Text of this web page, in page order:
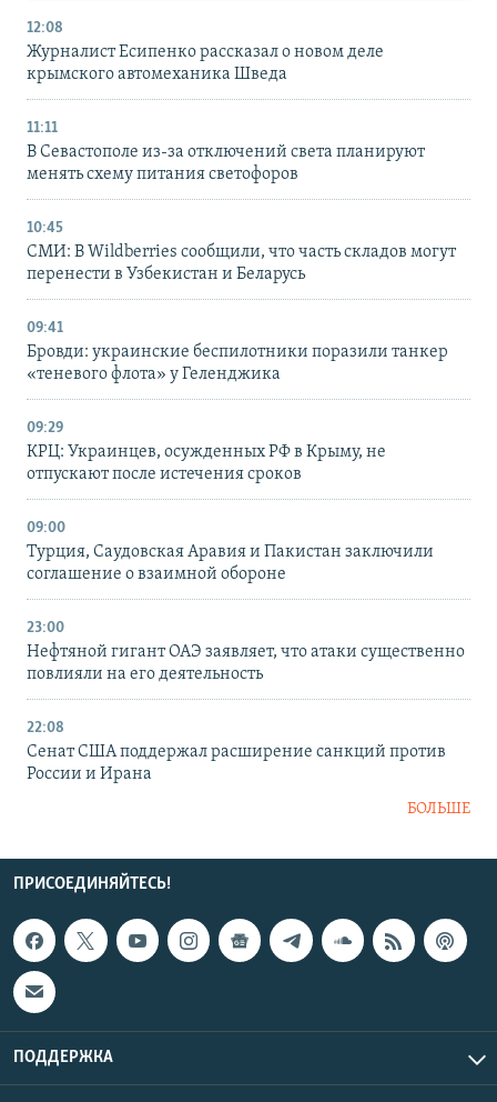
12:08
Журналист Есипенко рассказал о новом деле
крымского автомеханика Шведа
11:11
В Севастополе из-за отключений света планируют
менять схему питания светофоров
10:45
СМИ: В Wildberries сообщили, что часть складов могут
перенести в Узбекистан и Беларусь
09:41
Бровди: украинские беспилотники поразили танкер
«теневого флота» у Геленджика
09:29
КРЦ: Украинцев, осужденных РФ в Крыму, не
отпускают после истечения сроков
09:00
Турция, Саудовская Аравия и Пакистан заключили
соглашение о взаимной обороне
23:00
Нефтяной гигант ОАЭ заявляет, что атаки существенно
повлияли на его деятельность
22:08
Сенат США поддержал расширение санкций против
России и Ирана
БОЛЬШЕ
ПРИСОЕДИНЯЙТЕСЬ!
ПОДДЕРЖКА